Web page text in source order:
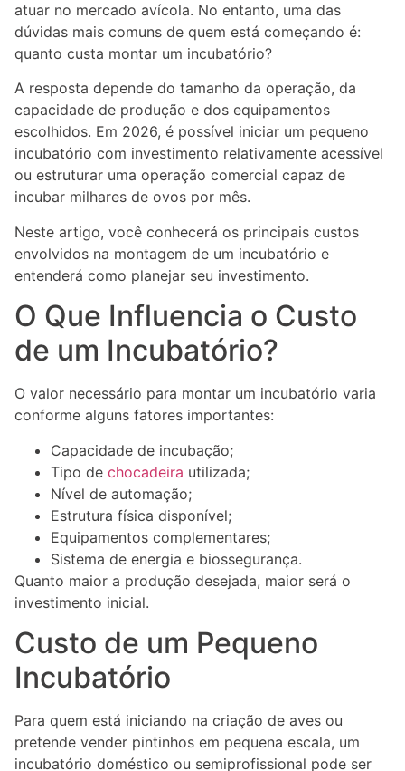
atuar no mercado avícola. No entanto, uma das
dúvidas mais comuns de quem está começando é:
quanto custa montar um incubatório?
A resposta depende do tamanho da operação, da
capacidade de produção e dos equipamentos
escolhidos. Em 2026, é possível iniciar um pequeno
incubatório com investimento relativamente acessível
ou estruturar uma operação comercial capaz de
incubar milhares de ovos por mês.
Neste artigo, você conhecerá os principais custos
envolvidos na montagem de um incubatório e
entenderá como planejar seu investimento.
O Que Influencia o Custo
de um Incubatório?
O valor necessário para montar um incubatório varia
conforme alguns fatores importantes:
Capacidade de incubação;
Tipo de chocadeira utilizada;
Nível de automação;
Estrutura física disponível;
Equipamentos complementares;
Sistema de energia e biossegurança.
Quanto maior a produção desejada, maior será o
investimento inicial.
Custo de um Pequeno
Incubatório
Para quem está iniciando na criação de aves ou
pretende vender pintinhos em pequena escala, um
incubatório doméstico ou semiprofissional pode ser